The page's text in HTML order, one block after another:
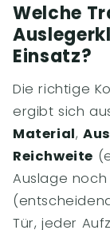
Welche
Einsatz?
Die richtige
ergibt sich
Material,
Reichweite
Auslage
Tür, jeder